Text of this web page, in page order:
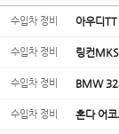
수입차 정비 아우디
수입차 정비 링컨
수입차 정비 BMW
수입차 정비 혼다 어